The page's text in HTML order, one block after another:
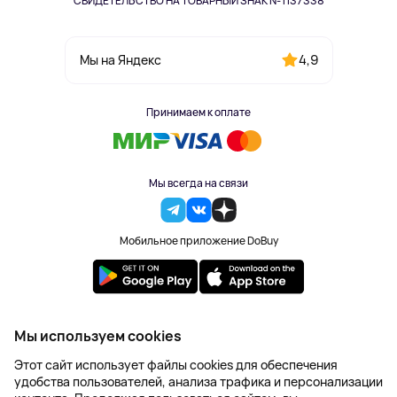
Мы на Яндекс 4,9
Принимаем к оплате
Мы всегда на связи
Мобильное приложение DoBuy
2023-2026 © DoBuy. Все права защищены
Правила обработки персональных данных
Пользовательское соглашение
Оферта
Мы используем cookies
Этот сайт использует файлы cookies для обеспечения
удобства пользователей, анализа трафика и персонализации